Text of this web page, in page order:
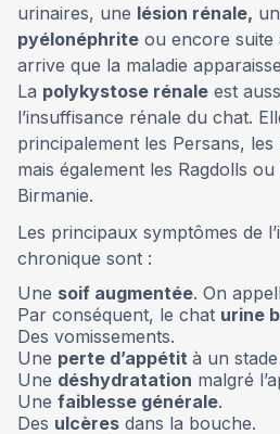
urinaires, une lésion rénale,
pyélonéphrite ou encore suite
arrive que la maladie
La polykystose rénale est
l’insuffisance rénale du chat.
principalement les Persans,
mais également les Ragdolls
Birmanie.
Les principaux symptômes de
chronique sont :
Une soif augmentée. On
Par conséquent, le chat urine
Des vomissements.
Une perte d’appétit à un
Une déshydratation malgré
Une faiblesse générale.
Des ulcères dans la bouche.